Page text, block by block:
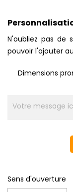
N'oubliez pas de
pouvoir l'ajouter
Dimensions
Sens d'ouverture